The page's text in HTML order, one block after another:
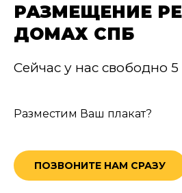
РАЗМЕЩЕНИЕ
ДОМАХ СПБ
Сейчас у нас свободно 5
Разместим Ваш плакат?
ПОЗВОНИТЕ НАМ СРАЗУ